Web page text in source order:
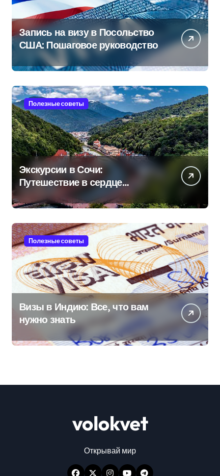
Запись на визу в Посольство
США: Пошаговое руководство
Полезные советы
Экскурсии в Сочи:
Путешествие в сердце
Черноморского курорта
Полезные советы
Визы в Индию: Все, что вам
нужно знать
volokvet
Открывай мир